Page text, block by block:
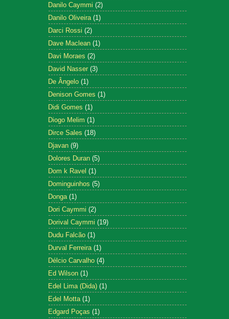
Danilo Caymmi (2)
Danilo Oliveira (1)
Darci Rossi (2)
Dave Maclean (1)
Davi Moraes (2)
David Nasser (3)
De Ângelo (1)
Denison Gomes (1)
Didi Gomes (1)
Diogo Melim (1)
Dirce Sales (18)
Djavan (9)
Dolores Duran (5)
Dom k Ravel (1)
Dominguinhos (5)
Donga (1)
Dori Caymmi (2)
Dorival Caymmi (19)
Dudu Falcão (1)
Durval Ferreira (1)
Délcio Carvalho (4)
Ed Wilson (1)
Edel Lima (Dida) (1)
Edel Motta (1)
Edgard Poças (1)